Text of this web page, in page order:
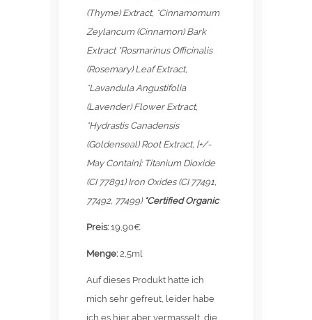
(Thyme) Extract, *Cinnamomum
Zeylancum (Cinnamon) Bark
Extract *Rosmarinus Officinalis
(Rosemary) Leaf Extract,
*Lavandula Angustifolia
(Lavender) Flower Extract,
*Hydrastis Canadensis
(Goldenseal) Root Extract, [+/-
May Contain]: Titanium Dioxide
(CI 77891) Iron Oxides (CI 77491,
77492, 77499) *Certified Organic
Preis:19,90€
Menge:2,5ml
Auf dieses Produkt hatte ich
mich sehr gefreut, leider habe
ich es hier aber vermasselt, die